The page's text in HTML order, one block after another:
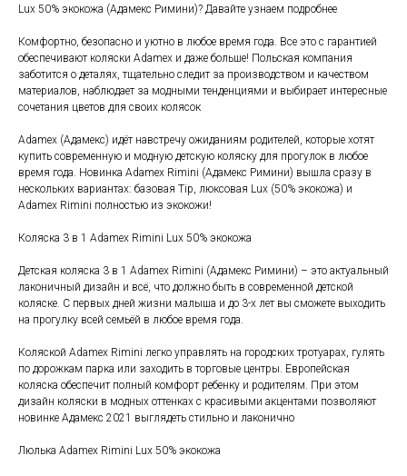
Lux 50% экокожа (Адамекс Римини)? Давайте узнаем подробнее
Комфортно, безопасно и уютно в любое время года. Все это с гарантией
обеспечивают коляски Adamex и даже больше! Польская компания
заботится о деталях, тщательно следит за производством и качеством
материалов, наблюдает за модными тенденциями и выбирает интересные
сочетания цветов для своих колясок
Adamex (Адамекс) идёт навстречу ожиданиям родителей, которые хотят
купить современную и модную детскую коляску для прогулок в любое
время года. Новинка Adamex Rimini (Адамекс Римини) вышла сразу в
нескольких вариантах: базовая Tip, люксовая Lux (50% экокожа) и
Adamex Rimini полностью из экокожи!
Коляска 3 в 1 Adamex Rimini Lux 50% экокожа
Детская коляска 3 в 1 Adamex Rimini (Адамекс Римини) – это актуальный
лаконичный дизайн и всё, что должно быть в современной детской
коляске. С первых дней жизни малыша и до 3-х лет вы сможете выходить
на прогулку всей семьёй в любое время года.
Коляской Adamex Rimini легко управлять на городских тротуарах, гулять
по дорожкам парка или заходить в торговые центры. Европейская
коляска обеспечит полный комфорт ребенку и родителям. При этом
дизайн коляски в модных оттенках с красивыми акцентами позволяют
новинке Адамекс 2021 выглядеть стильно и лаконично
Люлька Adamex Rimini Lux 50% экокожа